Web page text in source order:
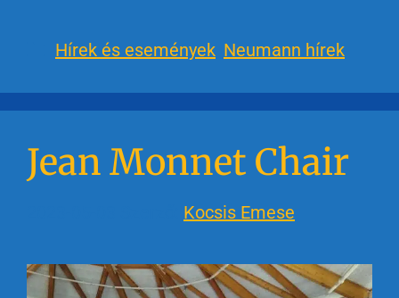
Hírek és események Neumann hírek
Jean Monnet Chair
Kocsis Emese